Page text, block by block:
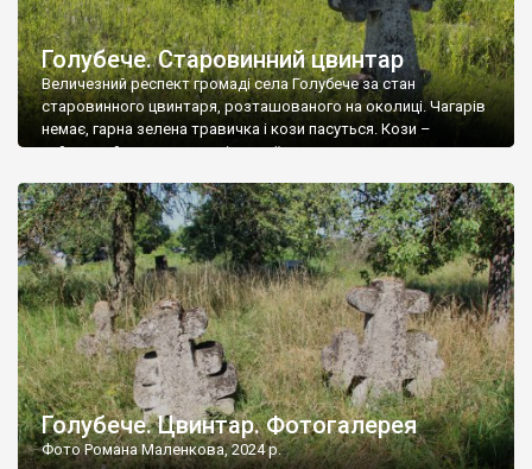
Голубече. Старовинний цвинтар
Величезний респект громаді села Голубече за стан
старовинного цвинтаря, розташованого на околиці. Чагарів
немає, гарна зелена травичка і кози пасуться. Кози –
найкращий регулятор шкідливої, для старих кладовищ,
бруньками, кози ті бруньки обгризають, бо то улюблений
делікатес. На цвинтарі у Голубечому ціла колекція
різноманітних форм хрестів. Село відносно невелике, […]
Голубече. Цвинтар. Фотогалерея
Фото Романа Маленкова, 2024 р.